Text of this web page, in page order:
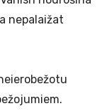
nepalaižat